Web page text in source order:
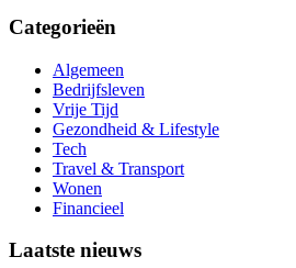
Categorieën
Algemeen
Bedrijfsleven
Vrije Tijd
Gezondheid & Lifestyle
Tech
Travel & Transport
Wonen
Financieel
Laatste nieuws